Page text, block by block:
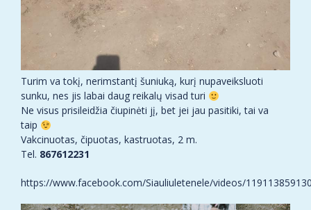
Turim va tokį, nerimstantį šuniuką, kurį nupaveiksluoti
sunku, nes jis labai daug reikalų visad turi
Ne visus prisileidžia čiupinėti jį, bet jei jau pasitiki, tai va
taip
Vakcinuotas, čipuotas, kastruotas, 2 m.
Tel. 867612231
https://www.facebook.com/Siauliuletenele/videos/